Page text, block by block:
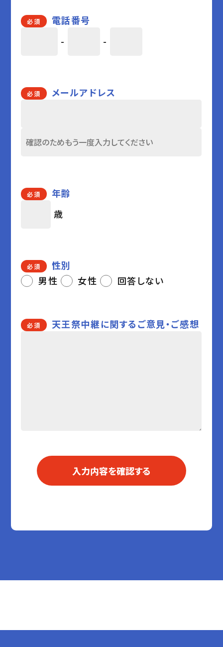
必須
電話番号
-
-
必須 メールアドレス
必須
年齢
歳
必須
性別
男性
女性 回答しない
必須 天王祭中継に関するご意見・ご感想